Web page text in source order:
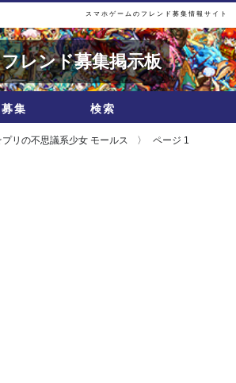
スマホゲームのフレンド募集情報サイト
レンド募集掲示板
募集 検索
リの不思議系少女 モールス ページ 1